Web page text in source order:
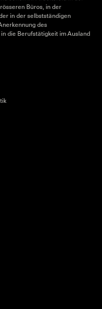
Büros, in der
in der selbstständigen
des
die Berufstätigkeit im Ausland